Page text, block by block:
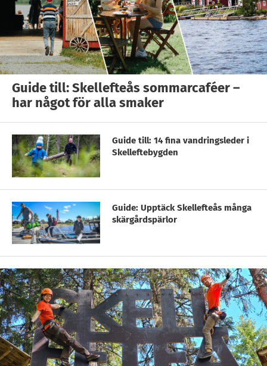
Guide till: Skellefteås sommarcaféer –
har något för alla smaker
Guide till: 14 fina vandringsleder i
Skelleftebygden
Guide: Upptäck Skellefteås många
skärgårdspärlor